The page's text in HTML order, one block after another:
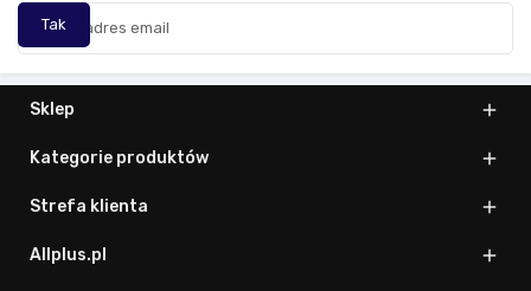
Sklep 
Kategorie produktów 
Strefa klienta 
Allplus.pl 